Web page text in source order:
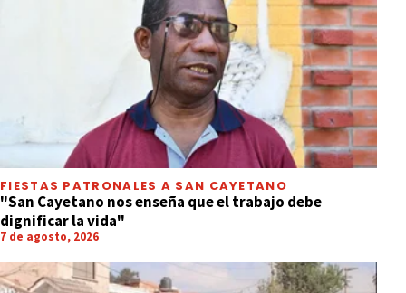
FIESTAS PATRONALES A SAN CAYETANO
"San Cayetano nos enseña que el trabajo debe
dignificar la vida"
7 de agosto, 2026